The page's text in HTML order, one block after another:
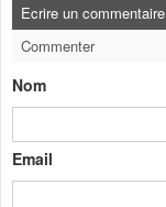
Ecrire un commentaire
Commenter
Nom
Email